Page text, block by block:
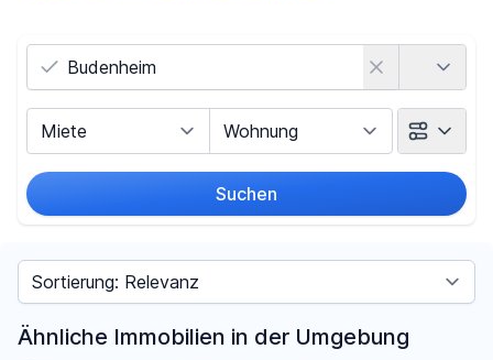
Suchen
Preis
Sortieren nach
Ähnliche Immobilien in der Umgebung